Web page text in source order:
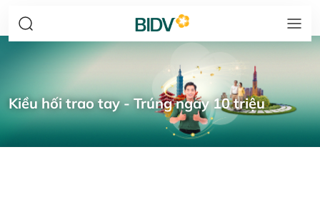
Kiều hối trao tay - Trúng ngay 10 triệu